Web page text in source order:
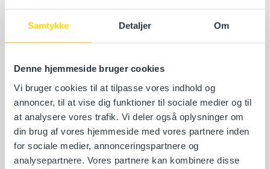
Samtykke Detaljer Om
Denne hjemmeside bruger cookies
Vi bruger cookies til at tilpasse vores indhold og
annoncer, til at vise dig funktioner til sociale medier og til
at analysere vores trafik. Vi deler også oplysninger om
din brug af vores hjemmeside med vores partnere inden
for sociale medier, annonceringspartnere og
analysepartnere. Vores partnere kan kombinere disse
North Sea College, Ærøvej 9, 7680 Thyborøn
Vælg en dato
Læs mere
STCW A-VI/1-1, A-VI/1-3 og A-VI/1-4- 3 dags
kursus